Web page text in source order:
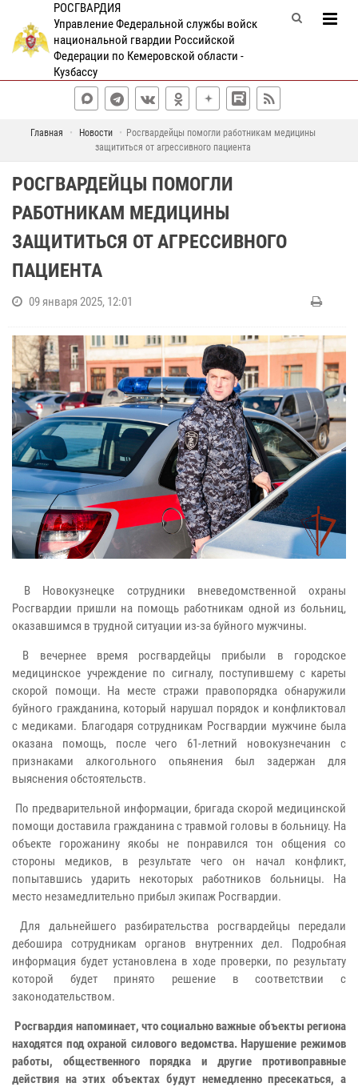
РОСГВАРДИЯ
Управление Федеральной службы войск
национальной гвардии Российской
Федерации по Кемеровской области -
Кузбассу
Главная Новости
Росгвардейцы помогли работникам медицины
защититься от агрессивного пациента
РОСГВАРДЕЙЦЫ ПОМОГЛИ
РАБОТНИКАМ МЕДИЦИНЫ
ЗАЩИТИТЬСЯ ОТ АГРЕССИВНОГО
ПАЦИЕНТА
09 января 2025, 12:01
В Новокузнецке сотрудники вневедомственной охраны
Росгвардии пришли на помощь работникам одной из больниц,
оказавшимся в трудной ситуации из-за буйного мужчины.
В вечернее время росгвардейцы прибыли в городское
медицинское учреждение по сигналу, поступившему с кареты
скорой помощи. На месте стражи правопорядка обнаружили
буйного гражданина, который нарушал порядок и конфликтовал
с медиками. Благодаря сотрудникам Росгвардии мужчине была
оказана помощь, после чего 61-летний новокузнечанин с
признаками алкогольного опьянения был задержан для
выяснения обстоятельств.
По предварительной информации, бригада скорой медицинской
помощи доставила гражданина с травмой головы в больницу. На
объекте горожанину якобы не понравился тон общения со
стороны медиков, в результате чего он начал конфликт,
попытавшись ударить некоторых работников больницы. На
место незамедлительно прибыл экипаж Росгвардии.
Для дальнейшего разбирательства росгвардейцы передали
дебошира сотрудникам органов внутренних дел. Подробная
информация будет установлена в ходе проверки, по результату
которой будет принято решение в соответствии с
законодательством.
Росгвардия напоминает, что социально важные объекты региона
находятся под охраной силового ведомства. Нарушение режимов
работы, общественного порядка и другие противоправные
действия на этих объектах будут немедленно пресекаться, а